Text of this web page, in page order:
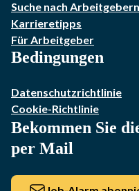
Suche nach Arbeitgebern
Karrieretipps
Für Arbeitgeber
Bedingungen
Datenschutzrichtlinie
Cookie-Richtlinie
Bekommen Sie
per Mail